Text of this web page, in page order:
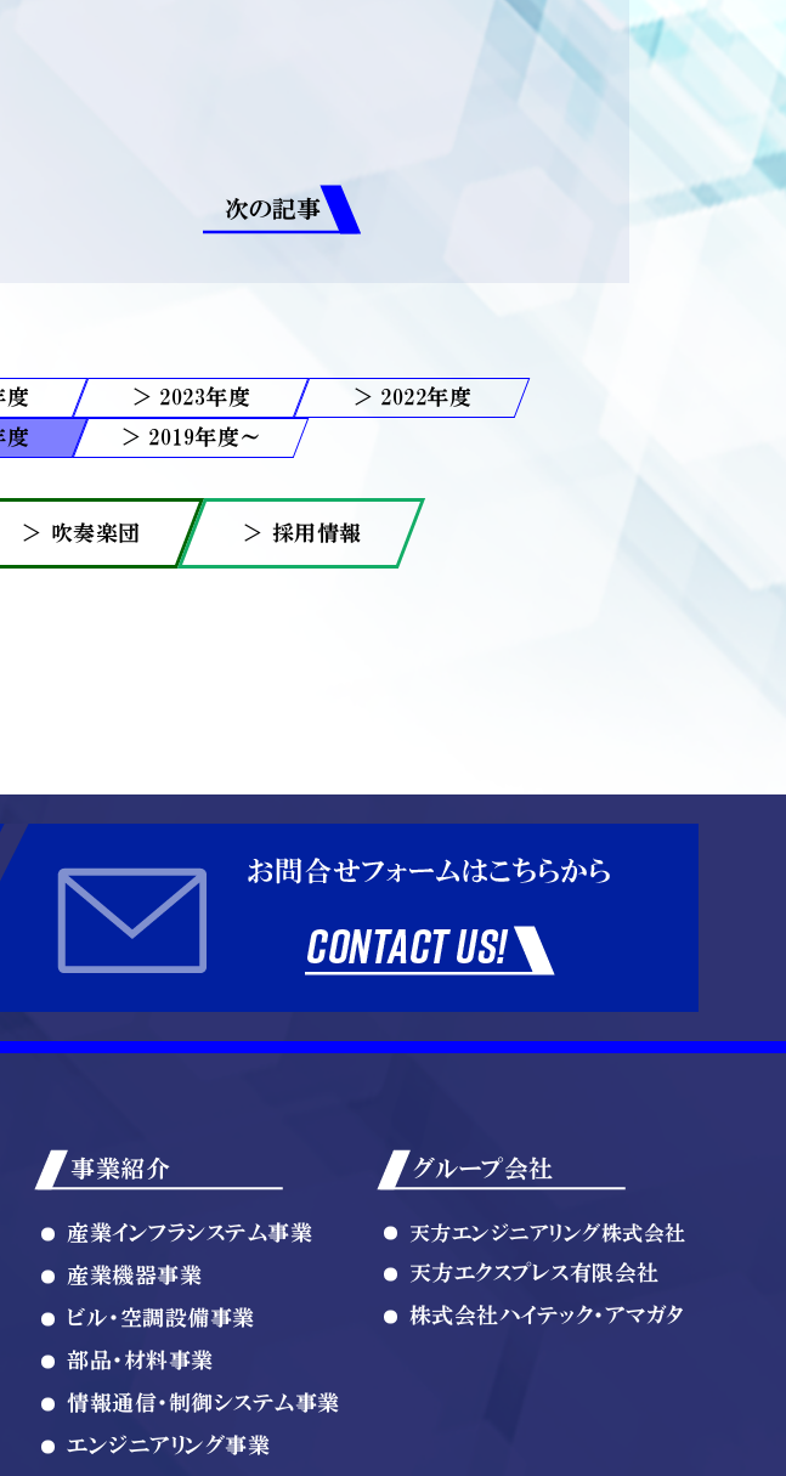
次の記事
2023
2022
2019
＞ 吹奏楽団 ＞ 採用情報
事業紹介
産業インフラシステム事業
産業機器事業
ビル・空調設備事業
部品・材料事業
情報通信・制御システム事業
エンジニアリング事業
グループ会社
天方エンジニアリング株式会社
天方エクスプレス有限会社
株式会社ハイテック・アマガタ